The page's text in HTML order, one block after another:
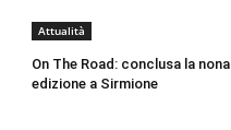
Attualità
On The Road: conclusa la nona
edizione a Sirmione